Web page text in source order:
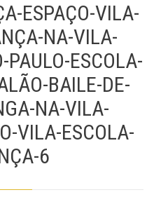
ESPAÇO-VILA-
NA-VILA-
ESCOLA-
BAILE-DE-
NA-VILA-
VILA-ESCOLA-
6